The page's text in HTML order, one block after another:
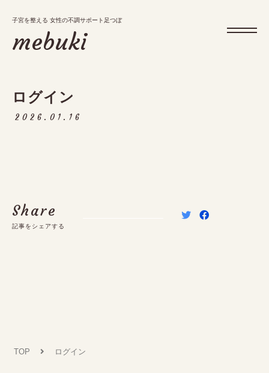
子宮を整える 女性の不調サポート足つぼ
mebuki
ログイン
2026.01.16
Share
記事をシェアする
TOP ログイン
子宮を整える 女性の不調サポート足つぼ
mebuki
メニュー
お知らせ・ブログ